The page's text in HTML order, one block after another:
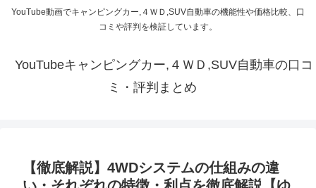
YouTube動画でキャンピングカー,４ＷＤ,SUV自動車の機能性や価格比較、口
コミや評判を検証しています。
YouTubeキャンピングカー,４ＷＤ,SUV自動車の口コ
ミ・評判まとめ
【徹底解説】4WDシステムの仕組みの違